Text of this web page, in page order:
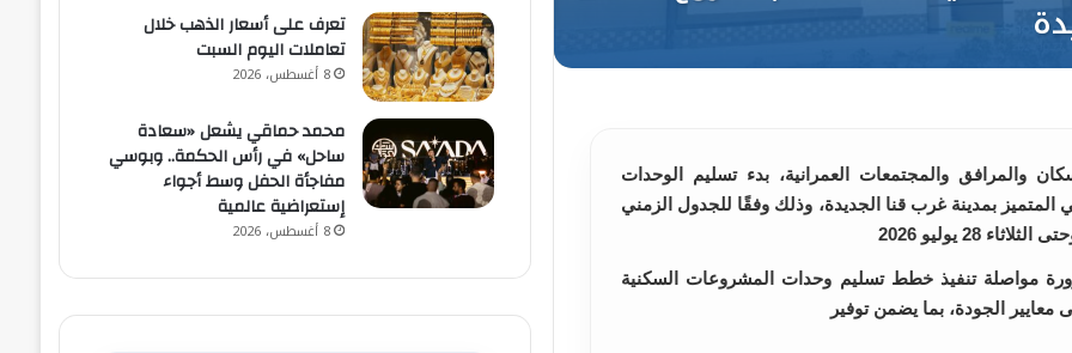
والمرافق والمجتمعات العمرانية، بدء تسليم الوحدات
بمدينة غرب قنا الجديدة، وذلك وفقًا للجدول الزمني
مواصلة تنفيذ خطط تسليم وحدات المشروعات السكنية
معايير الجودة، بما يضمن توفير
تعرف على أسعار الذهب خلال
تعاملات اليوم السبت
8 أغسطس، 2026
محمد حماقي يشعل «سعادة
ساحل» في رأس الحكمة.. وبوسي
مفاجأة الحفل وسط أجواء
إستعراضية عالمية
8 أغسطس، 2026